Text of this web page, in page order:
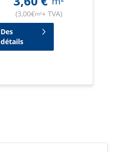
(3,00€m²+ TVA)
Des
détails